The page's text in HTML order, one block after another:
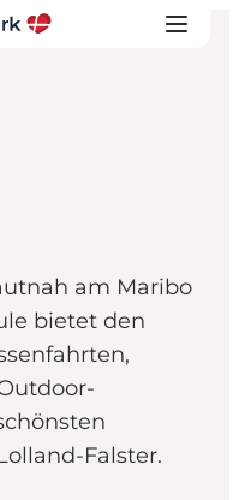
am Maribo
bietet den
Falster.